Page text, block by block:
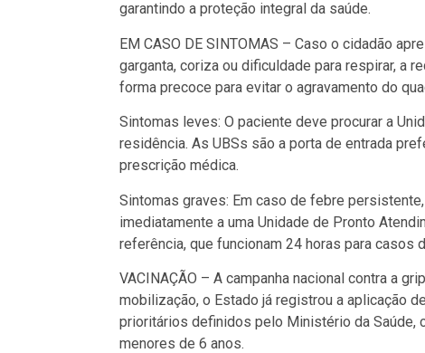
garantindo a proteção integral da saúde.
EM CASO DE SINTOMAS – Caso o cidadão
garganta, coriza ou dificuldade para respirar, a
forma precoce para evitar o agravamento do
Sintomas leves: O paciente deve procurar a
residência. As UBSs são a porta de entrada
prescrição médica.
Sintomas graves: Em caso de febre
imediatamente a uma Unidade de Pronto
referência, que funcionam 24 horas para casos
VACINAÇÃO – A campanha nacional contra a
mobilização, o Estado já registrou a aplicação
prioritários definidos pelo Ministério da
menores de 6 anos.